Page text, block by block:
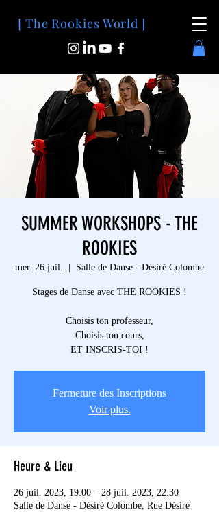
[ The Rookies World ]
SUMMER WORKSHOPS - THE
ROOKIES
mer. 26 juil.
  |
Salle de Danse - Désiré Colombe
Stages de Danse avec THE ROOKIES !
Choisis ton professeur,
Choisis ton cours,
ET INSCRIS-TOI !
Fermeture des Inscriptions
Voir plus.
Heure & Lieu
26 juil. 2023, 19:00 – 28 juil. 2023, 22:30
Salle de Danse - Désiré Colombe, Rue Désiré